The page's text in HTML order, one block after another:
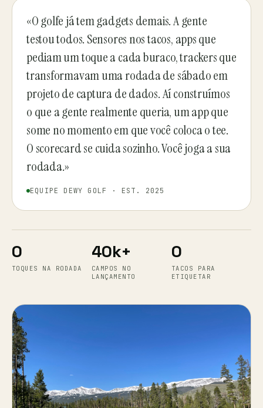
«O golfe já tem gadgets demais. A gente
testou todos. Sensores nos tacos, apps que
pediam um toque a cada buraco, trackers que
transformavam uma rodada de sábado em
projeto de captura de dados. Aí construímos
o que a gente realmente queria, um app que
some no momento em que você coloca o tee.
O scorecard se cuida sozinho. Você joga a sua
rodada.»
EQUIPE DEWY GOLF · EST. 2025
0
TOQUES NA RODADA
40k+
CAMPOS NO
LANÇAMENTO
0
TACOS PARA
ETIQUETAR